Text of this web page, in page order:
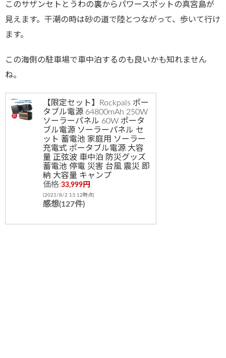
このサザンセトとうわの裏からパワースポットの真宮島が
見えます。干潮の時は砂の道で陸とつながって、歩いて行け
ます。
この海側の駐車場で車中泊するのも良いかも知れません
ね。
【限定セット】Rockpals ポー
タブル電源 64800mAh 250W
ソーラーパネル 60W ポータ
ブル電源 ソーラーパネル セ
ット 蓄電池 家庭用 ソーラー
充電式 ポータブル電源 大容
量 正弦波 車中泊 防災グッズ
蓄電池 停電 災害 台風 震災 即
納 大容量 キャンプ
価格:33,999円
(2021/8/2 13:12時点)
感想(127件)